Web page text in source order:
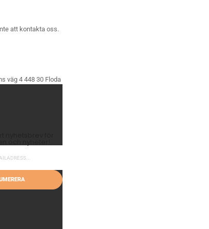
att kontakta oss.
väg 4 448 30 Floda